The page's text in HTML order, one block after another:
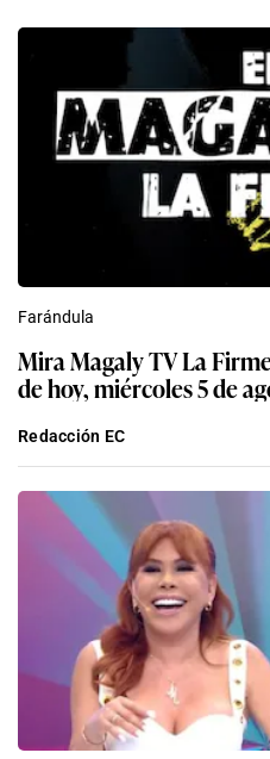
Farándula
Mira Magaly TV La
de hoy, miércoles 5 de
Redacción EC